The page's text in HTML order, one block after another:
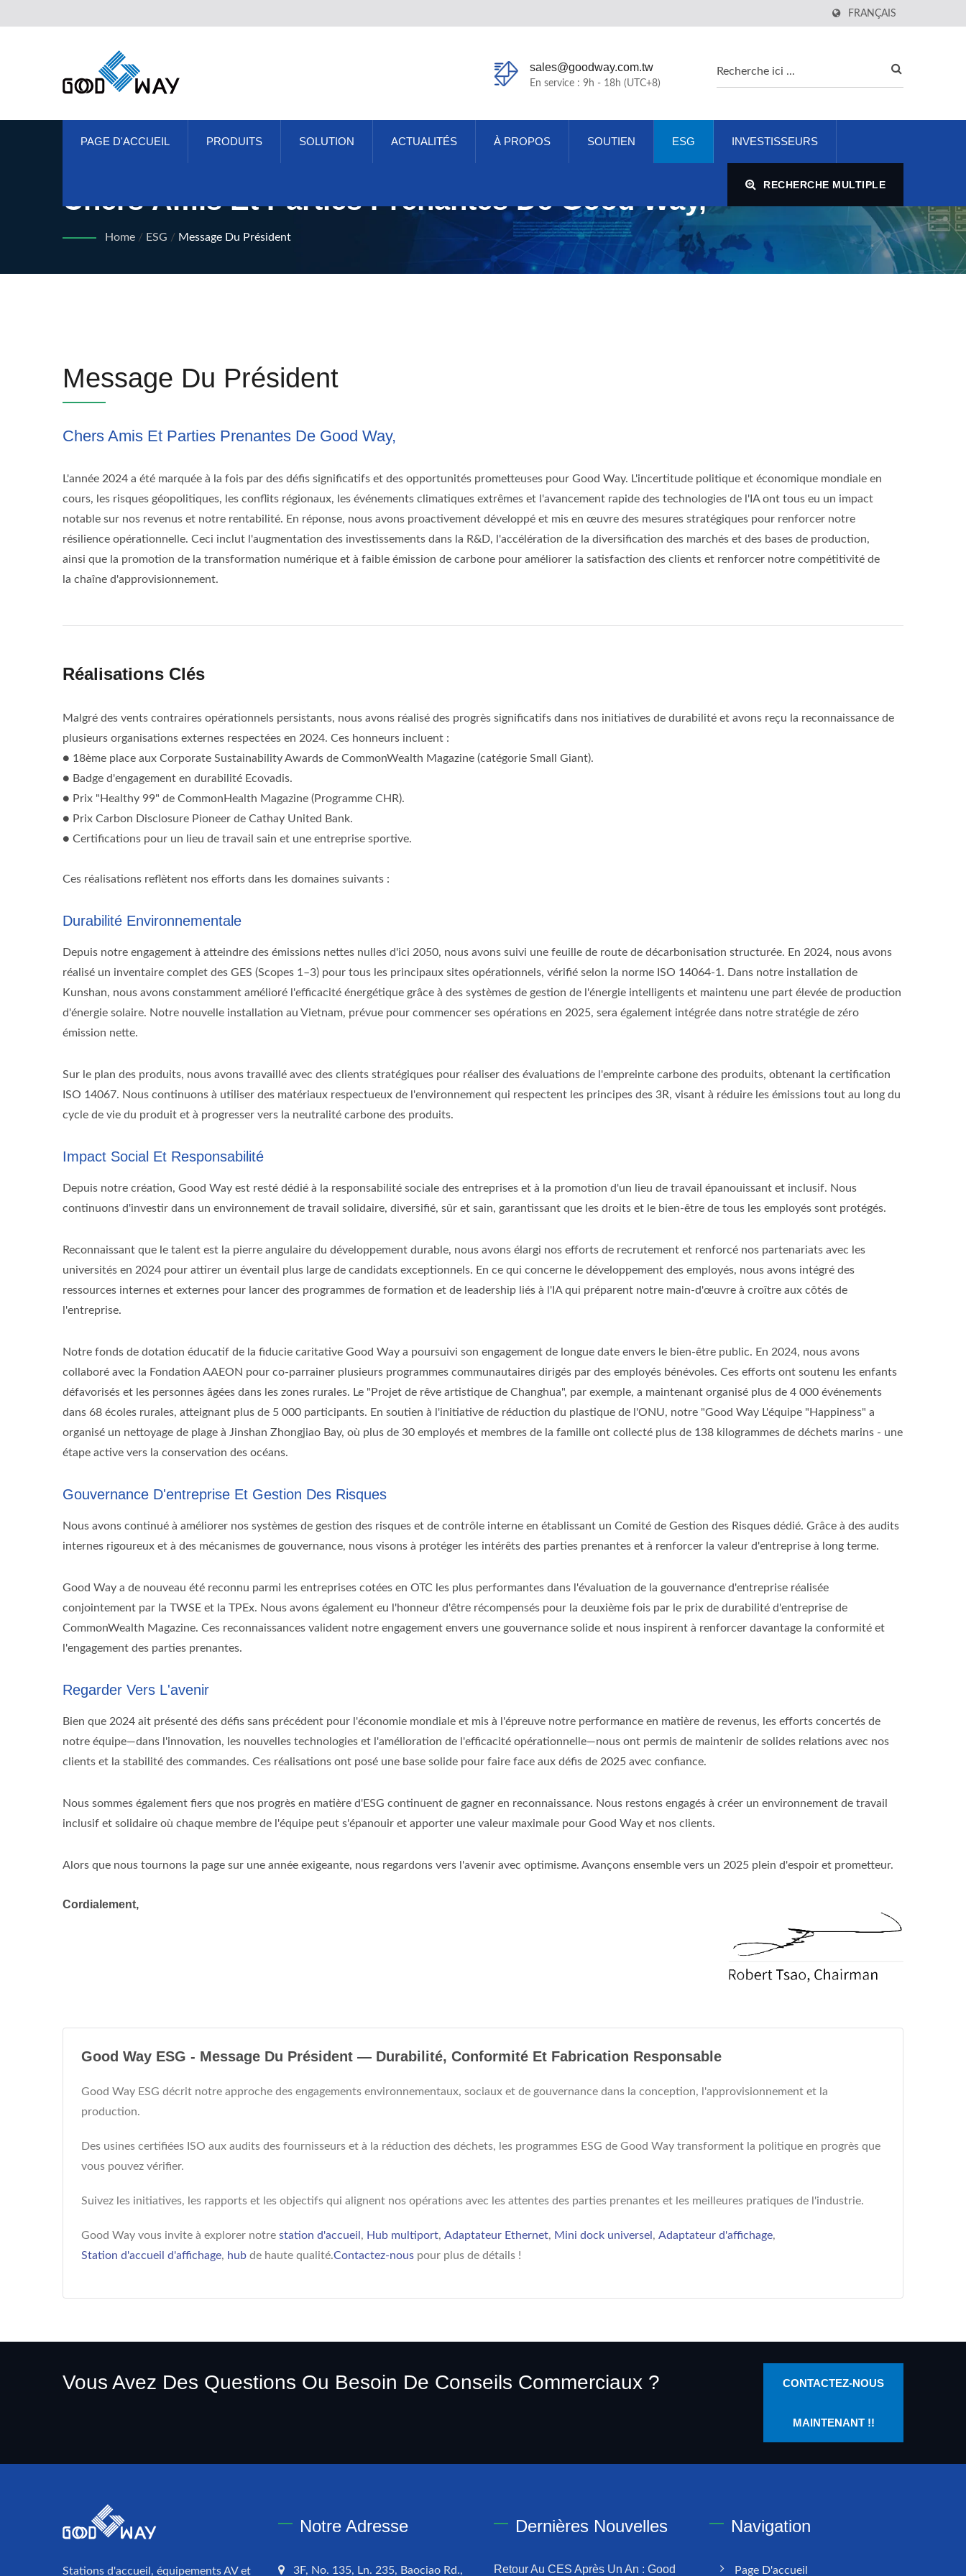
FRANÇAIS
sales@goodway.com.tw
En service : 9h - 18h (UTC+8)
PAGE D'ACCUEIL PRODUITS SOLUTION ACTUALITÉS À PROPOS SOUTIEN ESG INVESTISSEURS
RECHERCHE MULTIPLE
Chers Amis Et Parties Prenantes De Good Way,
Home / ESG / Message Du Président
Message Du Président
Chers Amis Et Parties Prenantes De Good Way,
L'année 2024 a été marquée à la fois par des défis significatifs et des opportunités prometteuses pour Good Way. L'incertitude politique et économique mondiale en
cours, les risques géopolitiques, les conflits régionaux, les événements climatiques extrêmes et l'avancement rapide des technologies de l'IA ont tous eu un impact
notable sur nos revenus et notre rentabilité. En réponse, nous avons proactivement développé et mis en œuvre des mesures stratégiques pour renforcer notre
résilience opérationnelle. Ceci inclut l'augmentation des investissements dans la R&D, l'accélération de la diversification des marchés et des bases de production,
ainsi que la promotion de la transformation numérique et à faible émission de carbone pour améliorer la satisfaction des clients et renforcer notre compétitivité de
la chaîne d'approvisionnement.
Réalisations Clés
Malgré des vents contraires opérationnels persistants, nous avons réalisé des progrès significatifs dans nos initiatives de durabilité et avons reçu la reconnaissance de
plusieurs organisations externes respectées en 2024. Ces honneurs incluent :
● 18ème place aux Corporate Sustainability Awards de CommonWealth Magazine (catégorie Small Giant).
● Badge d'engagement en durabilité Ecovadis.
● Prix "Healthy 99" de CommonHealth Magazine (Programme CHR).
● Prix Carbon Disclosure Pioneer de Cathay United Bank.
● Certifications pour un lieu de travail sain et une entreprise sportive.
Ces réalisations reflètent nos efforts dans les domaines suivants :
Durabilité Environnementale
Depuis notre engagement à atteindre des émissions nettes nulles d'ici 2050, nous avons suivi une feuille de route de décarbonisation structurée. En 2024, nous avons
réalisé un inventaire complet des GES (Scopes 1–3) pour tous les principaux sites opérationnels, vérifié selon la norme ISO 14064-1. Dans notre installation de
Kunshan, nous avons constamment amélioré l'efficacité énergétique grâce à des systèmes de gestion de l'énergie intelligents et maintenu une part élevée de production
d'énergie solaire. Notre nouvelle installation au Vietnam, prévue pour commencer ses opérations en 2025, sera également intégrée dans notre stratégie de zéro
émission nette.
Sur le plan des produits, nous avons travaillé avec des clients stratégiques pour réaliser des évaluations de l'empreinte carbone des produits, obtenant la certification
ISO 14067. Nous continuons à utiliser des matériaux respectueux de l'environnement qui respectent les principes des 3R, visant à réduire les émissions tout au long du
cycle de vie du produit et à progresser vers la neutralité carbone des produits.
Impact Social Et Responsabilité
Depuis notre création, Good Way est resté dédié à la responsabilité sociale des entreprises et à la promotion d'un lieu de travail épanouissant et inclusif. Nous
continuons d'investir dans un environnement de travail solidaire, diversifié, sûr et sain, garantissant que les droits et le bien-être de tous les employés sont protégés.
Reconnaissant que le talent est la pierre angulaire du développement durable, nous avons élargi nos efforts de recrutement et renforcé nos partenariats avec les
universités en 2024 pour attirer un éventail plus large de candidats exceptionnels. En ce qui concerne le développement des employés, nous avons intégré des
ressources internes et externes pour lancer des programmes de formation et de leadership liés à l'IA qui préparent notre main-d'œuvre à croître aux côtés de
l'entreprise.
Notre fonds de dotation éducatif de la fiducie caritative Good Way a poursuivi son engagement de longue date envers le bien-être public. En 2024, nous avons
collaboré avec la Fondation AAEON pour co-parrainer plusieurs programmes communautaires dirigés par des employés bénévoles. Ces efforts ont soutenu les enfants
défavorisés et les personnes âgées dans les zones rurales. Le "Projet de rêve artistique de Changhua", par exemple, a maintenant organisé plus de 4 000 événements
dans 68 écoles rurales, atteignant plus de 5 000 participants. En soutien à l'initiative de réduction du plastique de l'ONU, notre "Good Way L'équipe "Happiness" a
organisé un nettoyage de plage à Jinshan Zhongjiao Bay, où plus de 30 employés et membres de la famille ont collecté plus de 138 kilogrammes de déchets marins - une
étape active vers la conservation des océans.
Gouvernance D'entreprise Et Gestion Des Risques
Nous avons continué à améliorer nos systèmes de gestion des risques et de contrôle interne en établissant un Comité de Gestion des Risques dédié. Grâce à des audits
internes rigoureux et à des mécanismes de gouvernance, nous visons à protéger les intérêts des parties prenantes et à renforcer la valeur d'entreprise à long terme.
Good Way a de nouveau été reconnu parmi les entreprises cotées en OTC les plus performantes dans l'évaluation de la gouvernance d'entreprise réalisée
conjointement par la TWSE et la TPEx. Nous avons également eu l'honneur d'être récompensés pour la deuxième fois par le prix de durabilité d'entreprise de
CommonWealth Magazine. Ces reconnaissances valident notre engagement envers une gouvernance solide et nous inspirent à renforcer davantage la conformité et
l'engagement des parties prenantes.
Regarder Vers L'avenir
Bien que 2024 ait présenté des défis sans précédent pour l'économie mondiale et mis à l'épreuve notre performance en matière de revenus, les efforts concertés de
notre équipe—dans l'innovation, les nouvelles technologies et l'amélioration de l'efficacité opérationnelle—nous ont permis de maintenir de solides relations avec nos
clients et la stabilité des commandes. Ces réalisations ont posé une base solide pour faire face aux défis de 2025 avec confiance.
Nous sommes également fiers que nos progrès en matière d'ESG continuent de gagner en reconnaissance. Nous restons engagés à créer un environnement de travail
inclusif et solidaire où chaque membre de l'équipe peut s'épanouir et apporter une valeur maximale pour Good Way et nos clients.
Alors que nous tournons la page sur une année exigeante, nous regardons vers l'avenir avec optimisme. Avançons ensemble vers un 2025 plein d'espoir et prometteur.
Cordialement,
Good Way ESG - Message Du Président — Durabilité, Conformité Et Fabrication Responsable
Good Way ESG décrit notre approche des engagements environnementaux, sociaux et de gouvernance dans la conception, l'approvisionnement et la
production.
Des usines certifiées ISO aux audits des fournisseurs et à la réduction des déchets, les programmes ESG de Good Way transforment la politique en progrès que
vous pouvez vérifier.
Suivez les initiatives, les rapports et les objectifs qui alignent nos opérations avec les attentes des parties prenantes et les meilleures pratiques de l'industrie.
Good Way vous invite à explorer notre station d'accueil , Hub multiport, Adaptateur Ethernet, Mini dock universel , Adaptateur d'affichage,
Station d'accueil d'affichage, hub de haute qualité.Contactez-nous pour plus de détails !
Vous Avez Des Questions Ou Besoin De Conseils Commerciaux ? CONTACTEZ-NOUS
MAINTENANT !!
Stations d'accueil, équipements AV et
Notre Adresse
3F, No. 135, Ln. 235, Baociao Rd.,
Dernières Nouvelles
Retour Au CES Après Un An : Good
Navigation
Page D'accueil